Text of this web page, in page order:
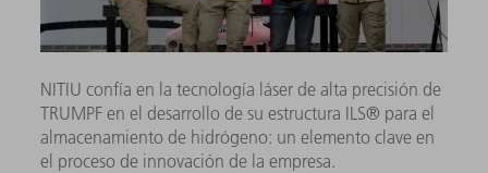
NITIU confía en la tecnología láser de alta precisión de
TRUMPF en el desarrollo de su estructura ILS® para el
almacenamiento de hidrógeno: un elemento clave en
el proceso de innovación de la empresa.